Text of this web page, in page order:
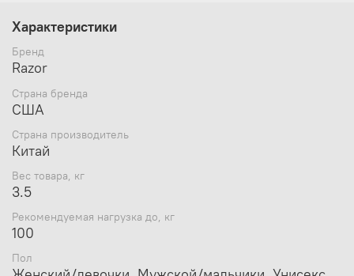
регулировки по высоте из стали легированной
хромомолибденом, м
Подойдет для детей от 6 лет и взрослых ростом
Самокат не складывается.
Требуется частичная сборка.
Характеристики
Бренд
Razor
Страна бренда
США
Страна производитель
Китай
Вес товара, кг
3.5
Рекомендуемая нагрузка до, кг
100
Пол